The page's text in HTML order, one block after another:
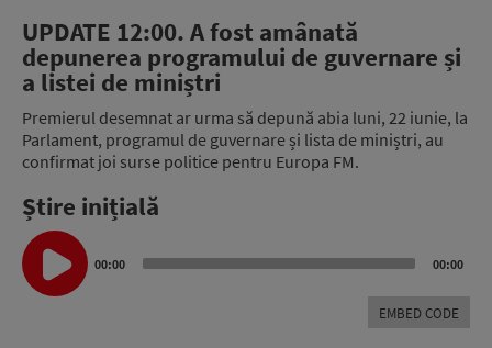
UPDATE 12:00. A fost amânată
depunerea programului de guvernare și
a listei de miniștri
Premierul desemnat ar urma să depună abia luni, 22 iunie, la
Parlament, programul de guvernare și lista de miniștri, au
confirmat joi surse politice pentru Europa FM.
Știre inițială
Audio
Player
00:00 00:00
EMBED CODE